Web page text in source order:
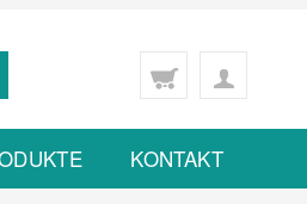
KONTAKT